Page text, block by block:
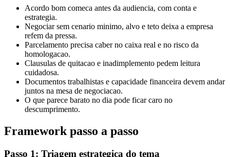
Acordo bom comeca antes da audiencia, com conta e
estrategia.
Negociar sem cenario minimo, alvo e teto deixa a empresa
refem da pressa.
Parcelamento precisa caber no caixa real e no risco da
homologacao.
Clausulas de quitacao e inadimplemento pedem leitura
cuidadosa.
Documentos trabalhistas e capacidade financeira devem andar
juntos na mesa de negociacao.
O que parece barato no dia pode ficar caro no
descumprimento.
Framework passo a passo
Passo 1: Triagem estrategica do tema